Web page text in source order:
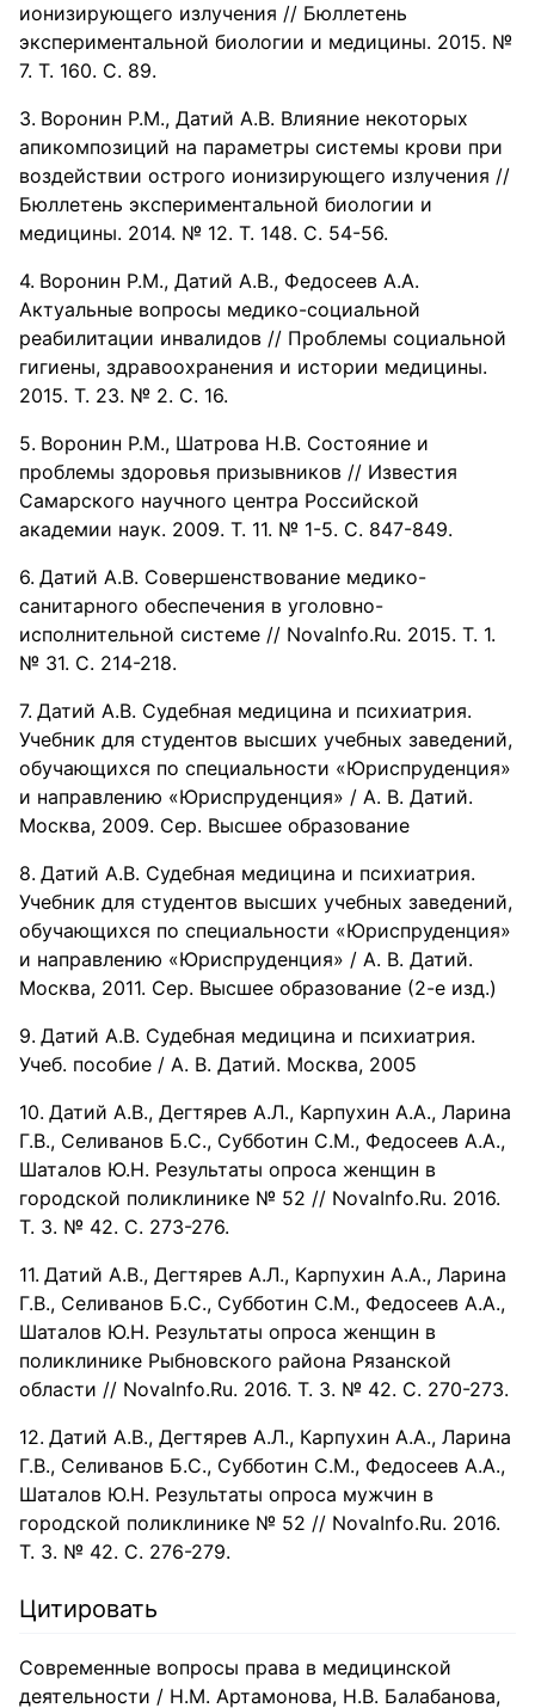
ионизирующего излучения // Бюллетень
экспериментальной биологии и медицины. 2015. №
7. Т. 160. С. 89.
Воронин Р.М., Датий А.В. Влияние некоторых
апикомпозиций на параметры системы крови при
воздействии острого ионизирующего излучения //
Бюллетень экспериментальной биологии и
медицины. 2014. № 12. Т. 148. С. 54-56.
Воронин Р.М., Датий А.В., Федосеев А.А.
Актуальные вопросы медико-социальной
реабилитации инвалидов // Проблемы социальной
гигиены, здравоохранения и истории медицины.
2015. Т. 23. № 2. С. 16.
Воронин Р.М., Шатрова Н.В. Состояние и
проблемы здоровья призывников // Известия
Самарского научного центра Российской
академии наук. 2009. Т. 11. № 1-5. С. 847-849.
Датий А.В. Совершенствование медико-
санитарного обеспечения в уголовно-
исполнительной системе // NovaInfo.Ru. 2015. Т. 1.
№ 31. С. 214-218.
Датий А.В. Судебная медицина и психиатрия.
Учебник для студентов высших учебных заведений,
обучающихся по специальности «Юриспруденция»
и направлению «Юриспруденция» / А. В. Датий.
Москва, 2009. Сер. Высшее образование
Датий А.В. Судебная медицина и психиатрия.
Учебник для студентов высших учебных заведений,
обучающихся по специальности «Юриспруденция»
и направлению «Юриспруденция» / А. В. Датий.
Москва, 2011. Сер. Высшее образование (2-е изд.)
Датий А.В. Судебная медицина и психиатрия.
Учеб. пособие / А. В. Датий. Москва, 2005
Датий А.В., Дегтярев А.Л., Карпухин А.А., Ларина
Г.В., Селиванов Б.С., Субботин С.М., Федосеев А.А.,
Шаталов Ю.Н. Результаты опроса женщин в
городской поликлинике № 52 // NovaInfo.Ru. 2016.
Т. 3. № 42. С. 273-276.
Датий А.В., Дегтярев А.Л., Карпухин А.А., Ларина
Г.В., Селиванов Б.С., Субботин С.М., Федосеев А.А.,
Шаталов Ю.Н. Результаты опроса женщин в
поликлинике Рыбновского района Рязанской
области // NovaInfo.Ru. 2016. Т. 3. № 42. С. 270-273.
Датий А.В., Дегтярев А.Л., Карпухин А.А., Ларина
Г.В., Селиванов Б.С., Субботин С.М., Федосеев А.А.,
Шаталов Ю.Н. Результаты опроса мужчин в
городской поликлинике № 52 // NovaInfo.Ru. 2016.
Т. 3. № 42. С. 276-279.
Цитировать
Современные вопросы права в медицинской
деятельности / Н.М. Артамонова, Н.В. Балабанова,